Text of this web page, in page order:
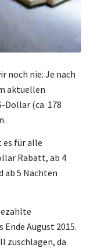
noch nie: Je nach
aktuellen
Dollar (ca. 178
für alle
Rabatt, ab 4
ab 5 Nächten
August 2015.
zuschlagen, da